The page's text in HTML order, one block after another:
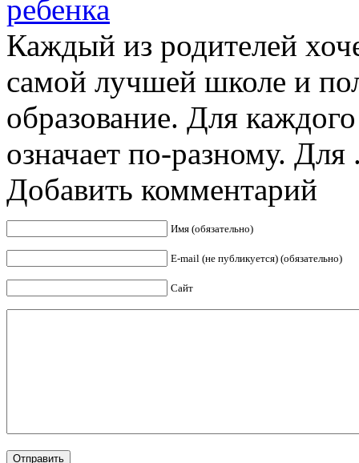
ребенка
Каждый из родителей
самой лучшей школе и
образование. Для
означает по-разному. Для
Добавить комментарий
Имя (обязательно)
E-mail (не публикуется) (обязательно)
Сайт